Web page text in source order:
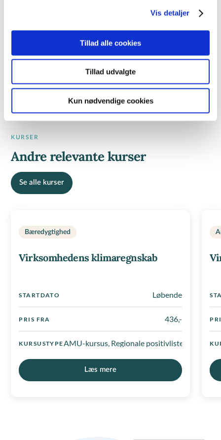
Vis detaljer
Tillad alle cookies
Tillad udvalgte
Kun nødvendige cookies
AMU-NR
20925 - Kommunikation i en bæredygtig virksomhed
KURSER
Andre relevante kurser
Se alle kurser
Bæredygtighed
Virksomhedens klimaregnskab
STARTDATO Løbende
PRIS FRA 436,-
KURSUSTYPEAMU-kursus, Regionale positivlister
Læs mere